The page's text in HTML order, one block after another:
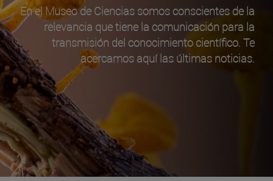
En el Museo de Ciencias somos conscientes de la
relevancia que tiene la comunicación para la
transmisión del conocimiento científico. Te
acercamos aquí las últimas noticias.